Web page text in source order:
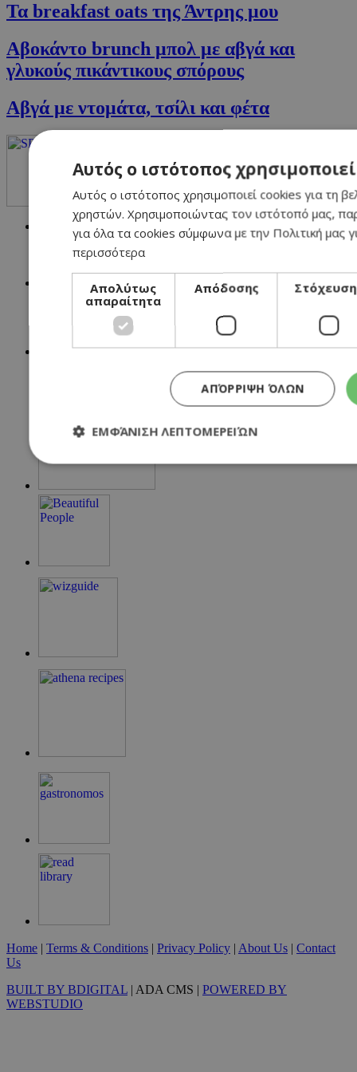
Τα breakfast oats της Άντρης μου
Αβοκάντο brunch μπολ με αβγά και
γλυκούς πικάντικους σπόρους
Αβγά με ντομάτα, τσίλι και φέτα
NETWORK:
Home | Terms & Conditions | Privacy Policy | About Us | Contact
Us
BUILT BY BDIGITAL | ADA CMS | POWERED BY
WEBSTUDIO
Αυτός ο ιστότοπος
Αυτός ο ιστότοπος χρησιμοποιεί cookies για τη
χρηστών. Χρησιμοποιώντας τον ιστότοπό μας,
για όλα τα cookies σύμφωνα με την Πολιτική μας
περισσότερα
Απολύτως
απαραίτητα
Απόδοσης
ΑΠΌΡΡΙΨΗ ΌΛΩΝ
ΕΜΦΆΝΙΣΗ ΛΕΠΤΟΜΕΡΕΙΏΝ
Απολύτως απαραίτητα
Ονοματεπώνυμο
PHPSESSID
guide.com